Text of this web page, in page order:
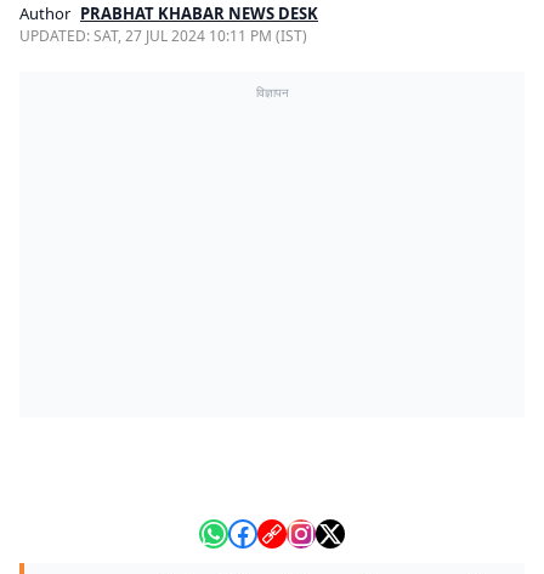
Author PRABHAT KHABAR NEWS DESK
UPDATED:SAT, 27 JUL 2024 10:11 PM (IST)
विज्ञापन